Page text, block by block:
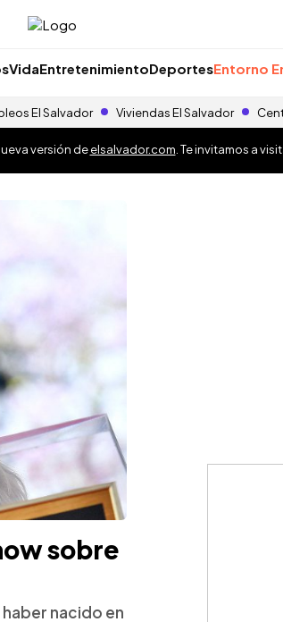
VidaEntretenimientoDeportesEntorno
El Salvador Viviendas El Salvador
versión deelsalvador.com . Te invitamos a
sobre
nacido en